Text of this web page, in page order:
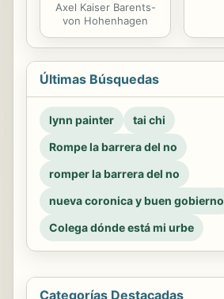
Axel Kaiser Barents-
von Hohenhagen
Últimas Búsquedas
lynn painter
tai chi
Rompe la barrera del no
romper la barrera del no
nueva coronica y buen gobierno
Colega dónde está mi urbe
Categorías Destacadas